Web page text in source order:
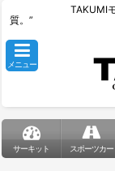
TAKUMI
メニュー
サーキット スポーツカー